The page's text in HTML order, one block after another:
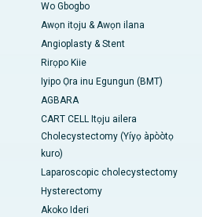
Wo Gbogbo
Awọn itọju & Awọn ilana
Angioplasty & Stent
Rirọpo Kiie
Iyipo Ọra inu Egungun (BMT)
AGBARA
CART CELL Itọju ailera
Cholecystectomy (Yíyọ àpòòtọ
kuro)
Laparoscopic cholecystectomy
Hysterectomy
Akoko Ideri